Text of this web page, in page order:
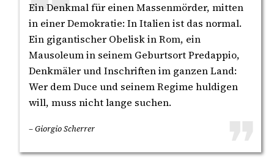
Ein Denkmal für einen Massenmörder, mitten
in einer Demokratie: In Italien ist das normal.
Ein gigantischer Obelisk in Rom, ein
Mausoleum in seinem Geburtsort Predappio,
Denkmäler und Inschriften im ganzen Land:
Wer dem Duce und seinem Regime huldigen
will, muss nicht lange suchen.
– Giorgio Scherrer